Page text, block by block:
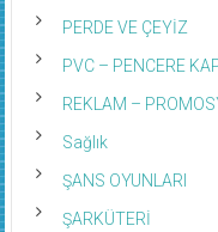
PERDE VE ÇEYİZ
PVC – PENCERE
REKLAM –
Sağlık
ŞANS OYUNLARI
ŞARKÜTERİ